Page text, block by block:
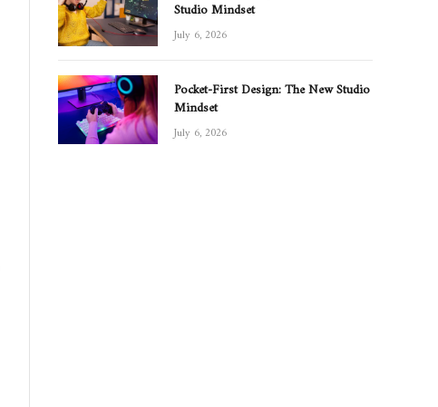
Studio Mindset
July 6, 2026
Pocket-First Design: The New Studio
Mindset
July 6, 2026